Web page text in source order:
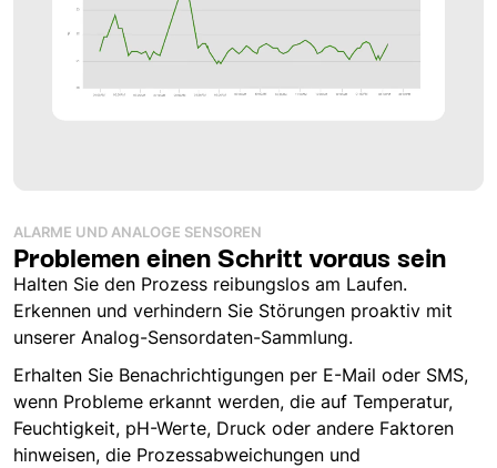
ALARME UND ANALOGE SENSOREN
Problemen einen Schritt voraus sein
Halten Sie den Prozess reibungslos am Laufen.
Erkennen und verhindern Sie Störungen proaktiv mit
unserer Analog-Sensordaten-Sammlung.
Erhalten Sie Benachrichtigungen per E-Mail oder SMS,
wenn Probleme erkannt werden, die auf Temperatur,
Feuchtigkeit, pH-Werte, Druck oder andere Faktoren
hinweisen, die Prozessabweichungen und